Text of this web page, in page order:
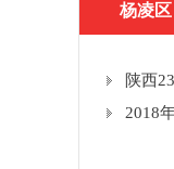
杨凌区
陕西
2018